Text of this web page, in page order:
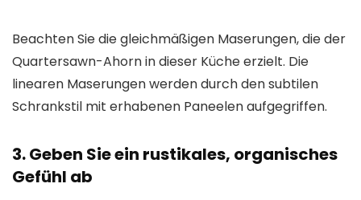
Beachten Sie die gleichmäßigen Maserungen, die der
Quartersawn-Ahorn in dieser Küche erzielt. Die
linearen Maserungen werden durch den subtilen
Schrankstil mit erhabenen Paneelen aufgegriffen.
3. Geben Sie ein rustikales, organisches
Gefühl ab